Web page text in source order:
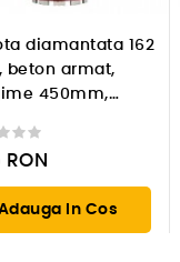
diamantata 162
beton armat,
450mm,
RON
In Cos